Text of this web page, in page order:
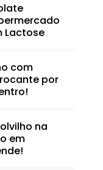
Lactose
com
por
na
em